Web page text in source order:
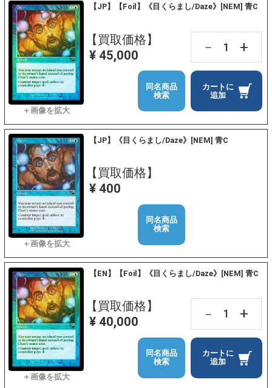
【JP】【Foil】《目くらまし/Daze》[NEM] 青C
【買取価格】
¥ 45,000
－ +
カートに
追加
同名商品
検索
【JP】《目くらまし/Daze》[NEM] 青C
【買取価格】
¥ 400
同名商品
検索
【EN】【Foil】《目くらまし/Daze》[NEM] 青C
【買取価格】
¥ 40,000
－ +
カートに
追加
同名商品
検索